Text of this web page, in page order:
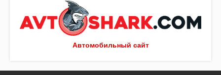
Автомобильный сайт